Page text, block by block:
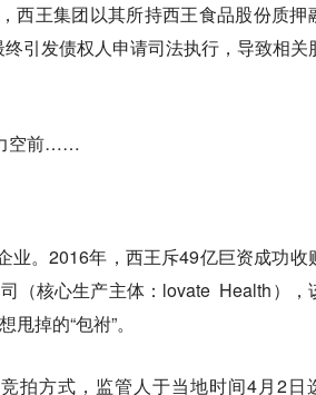
西王集团以其所持西王食品股份质押
引发债权人申请司法执行，导致相关
空前……
。2016年，西王斥49亿巨资成功收
（核心生产主体：lovate Health），
掉的“包祔”。
拍方式，监管人于当地时间4月2日